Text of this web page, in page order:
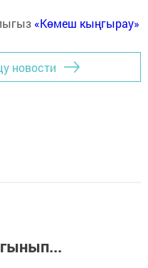
«Көмеш кыңгырау»
новости